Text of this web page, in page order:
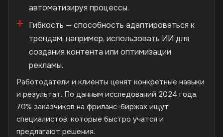
автоматизируя процессы.
Гибкость — способность адаптироваться к
трендам, например, использовать ИИ для
создания контента или оптимизации
рекламы.
Работодатели и клиенты ценят конкретные навыки
и результат. По данным исследований 2024 года,
70% заказчиков на фриланс-биржах ищут
специалистов, которые быстро учатся и
предлагают решения.